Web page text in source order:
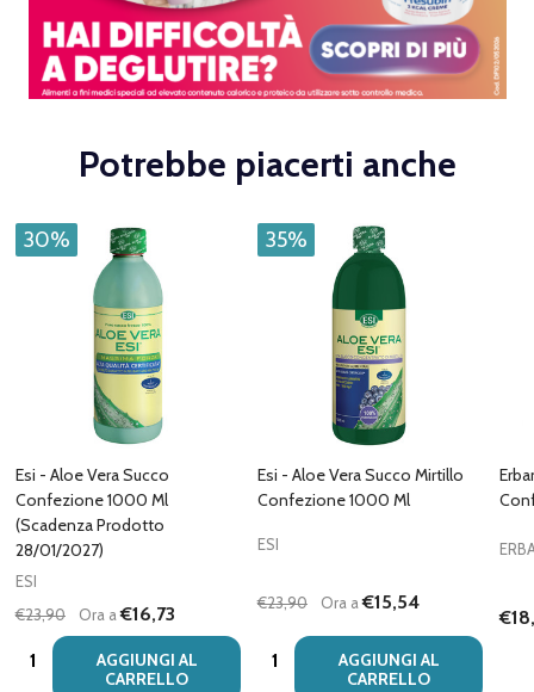
Potrebbe piacerti anche
30%
Esi - Aloe Vera Succo
Confezione 1000 Ml
(Scadenza Prodotto
28/01/2027)
ESI
€23,90
Ora a€16,73
Quantità:
AGGIUNGI AL
CARRELLO
35%
Esi - Aloe Vera Succo Mirtillo
Confezione 1000 Ml
ESI
€23,90 Ora a€15,54
Quantità:
AGGIUNGI AL
CARRELLO